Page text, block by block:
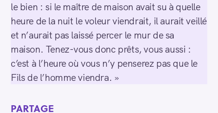
le bien : si le maître de maison avait su à quelle
heure de la nuit le voleur viendrait, il aurait veillé
et n’aurait pas laissé percer le mur de sa
maison. Tenez-vous donc prêts, vous aussi :
c’est à l’heure où vous n’y penserez pas que le
Fils de l’homme viendra. »
PARTAGE